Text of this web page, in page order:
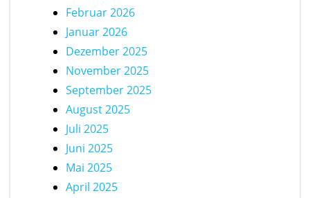
Februar 2026
Januar 2026
Dezember 2025
November 2025
September 2025
August 2025
Juli 2025
Juni 2025
Mai 2025
April 2025